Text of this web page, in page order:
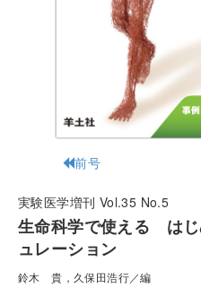
前号
実験医学増刊 Vol.35 No.5
生命科学で使える はじ
ュレーション
鈴木 貴，久保田浩行／編